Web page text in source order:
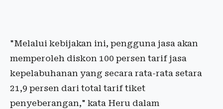
"Melalui kebijakan ini, pengguna jasa akan
memperoleh diskon 100 persen tarif jasa
kepelabuhanan yang secara rata-rata setara
21,9 persen dari total tarif tiket
penyeberangan," kata Heru dalam